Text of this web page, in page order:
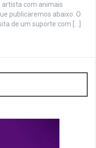
com animais
publicaremos abaixo. O
de um suporte com […]